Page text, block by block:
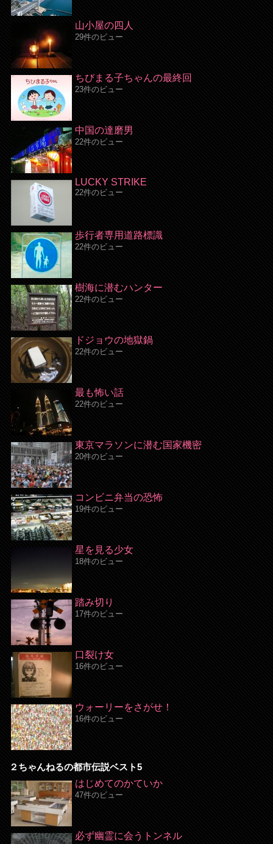
山小屋の四人
29件のビュー
ちびまる子ちゃんの最終回
23件のビュー
中国の達磨男
22件のビュー
LUCKY STRIKE
22件のビュー
歩行者専用道路標識
22件のビュー
樹海に潜むハンター
22件のビュー
ドジョウの地獄鍋
22件のビュー
最も怖い話
22件のビュー
東京マラソンに潜む国家機密
20件のビュー
コンビニ弁当の恐怖
19件のビュー
星を見る少女
18件のビュー
踏み切り
17件のビュー
口裂け女
16件のビュー
ウォーリーをさがせ！
16件のビュー
２ちゃんねるの都市伝説ベスト5
はじめてのかていか
47件のビュー
必ず幽霊に会うトンネル